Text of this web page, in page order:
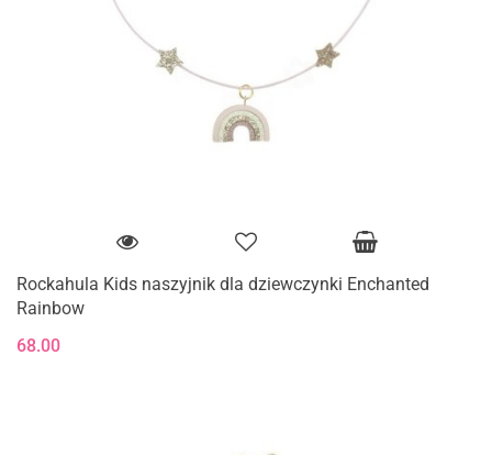
Rockahula Kids naszyjnik dla dziewczynki Enchanted
Rainbow
68.00